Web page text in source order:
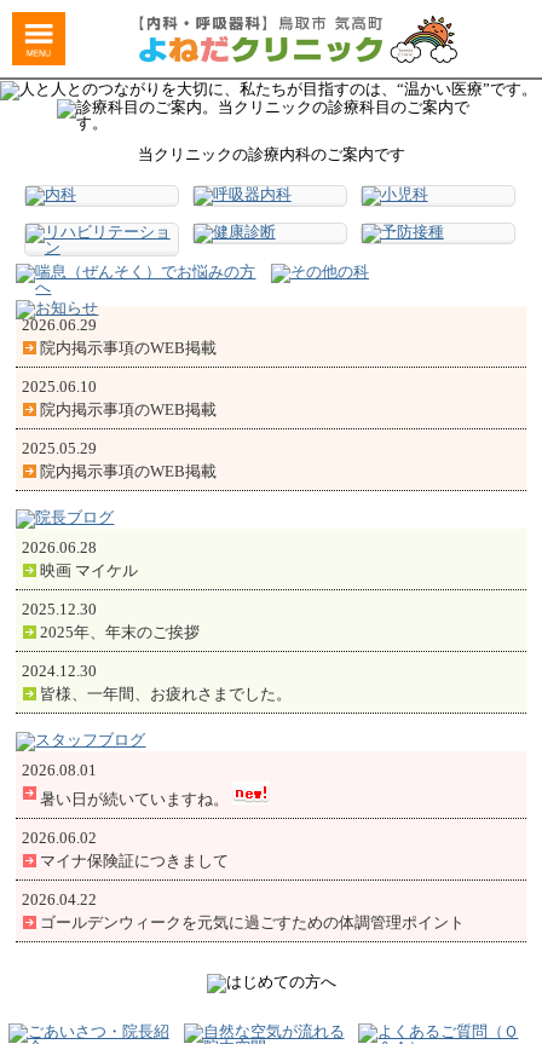
当クリニックの診療内科のご案内です
2026.06.29
院内掲示事項のWEB掲載
2025.06.10
院内掲示事項のWEB掲載
2025.05.29
院内掲示事項のWEB掲載
2026.06.28
映画 マイケル
2025.12.30
2025年、年末のご挨拶
2024.12.30
皆様、一年間、お疲れさまでした。
2026.08.01
暑い日が続いていますね。
2026.06.02
マイナ保険証につきまして
2026.04.22
ゴールデンウィークを元気に過ごすための体調管理ポイント